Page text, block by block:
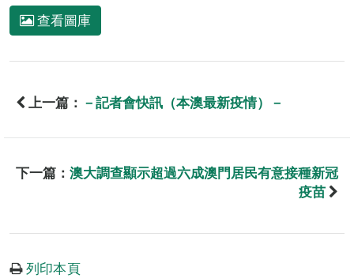
查看圖庫
上一篇： －記者會快訊（本澳最新疫情）－
下一篇： 澳大調查顯示超過六成澳門居民有意接種新冠
疫苗
列印本頁